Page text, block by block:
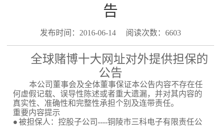
告
发布时间：2016-06-14 阅读次数：6603
全球赌博十大网址对外提供担保的
公告
本公司董事会及全体董事保证本公告内容不存在任
何虚假记载、误导性陈述或者重大遗漏，并对其内容的
真实性、准确性和完整性承担个别及连带责任。
重要内容提示
● 被担保人：控股子公司----铜陵市三科电子有限责任公